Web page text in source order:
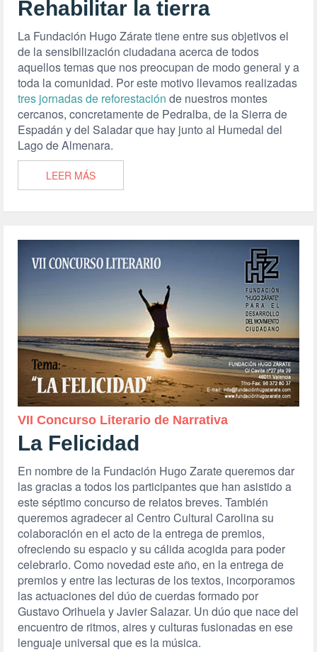
Rehabilitar la tierra
La Fundación Hugo Zárate tiene entre sus objetivos el
de la sensibilización ciudadana acerca de todos
aquellos temas que nos preocupan de modo general y a
toda la comunidad. Por este motivo llevamos realizadas
tres jornadas de reforestación de nuestros montes
cercanos, concretamente de Pedralba, de la Sierra de
Espadán y del Saladar que hay junto al Humedal del
Lago de Almenara.
LEER MÁS
VII Concurso Literario de Narrativa
La Felicidad
En nombre de la Fundación Hugo Zarate queremos dar
las gracias a todos los participantes que han asistido a
este séptimo concurso de relatos breves. También
queremos agradecer al Centro Cultural Carolina su
colaboración en el acto de la entrega de premios,
ofreciendo su espacio y su cálida acogida para poder
celebrarlo. Como novedad este año, en la entrega de
premios y entre las lecturas de los textos, incorporamos
las actuaciones del dúo de cuerdas formado por
Gustavo Orihuela y Javier Salazar. Un dúo que nace del
encuentro de ritmos, aires y culturas fusionadas en ese
lenguaje universal que es la música.